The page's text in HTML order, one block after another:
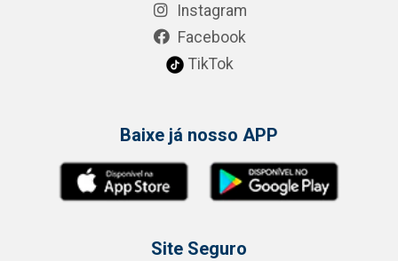
Instagram
Facebook
TikTok
Baixe já nosso APP
Site Seguro